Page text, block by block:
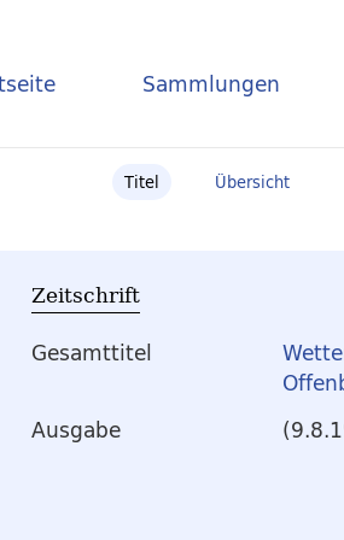
Sammlungen
Titel Übersicht
Zeitschrift
Gesamttitel
Ausgabe